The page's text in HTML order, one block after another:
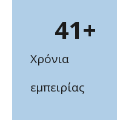
Χρόνια
εμπειρίας
41+